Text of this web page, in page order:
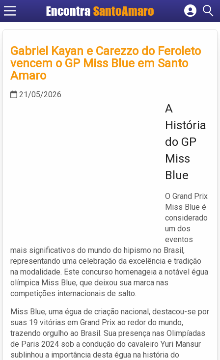
Encontra SantoAmaro
Cadastrar empresa
Criar conta
Gabriel Kayan e Carezzo do Feroleto
vencem o GP Miss Blue em Santo
Amaro
21/05/2026
A
História
do GP
Miss
Blue
O Grand Prix
Miss Blue é
considerado
um dos
eventos
mais significativos do mundo do hipismo no Brasil,
representando uma celebração da excelência e tradição
na modalidade. Este concurso homenageia a notável égua
olímpica Miss Blue, que deixou sua marca nas
competições internacionais de salto.
Miss Blue, uma égua de criação nacional, destacou-se por
suas 19 vitórias em Grand Prix ao redor do mundo,
trazendo orgulho ao Brasil. Sua presença nas Olimpíadas
de Paris 2024 sob a condução do cavaleiro Yuri Mansur
sublinhou a importância desta égua na história do